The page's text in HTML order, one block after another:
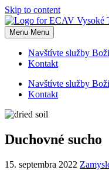
Skip to content
Menu Menu
Navštívte služby
Kontakt
Navštívte služby
Kontakt
Duchovné sucho
15. septembra 2022